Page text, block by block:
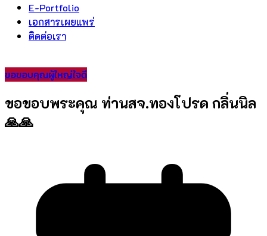
E-Portfolio
เอกสารเผยแพร่
ติดต่อเรา
ขอขอบคุณผู้ใหญ่ใจดี
ขอขอบพระคุณ ท่านสจ.ทองโปรด กลิ่นนิล
🙏🙏